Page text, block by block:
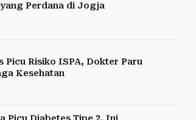
Perdana di Jogja
Picu Risiko ISPA, Dokter Paru
Kesehatan